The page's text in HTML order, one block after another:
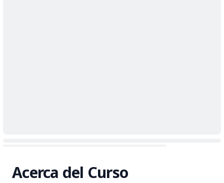
Acerca del Curso